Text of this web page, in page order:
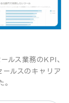
ルス業務のKPI、
ールスのキャリア